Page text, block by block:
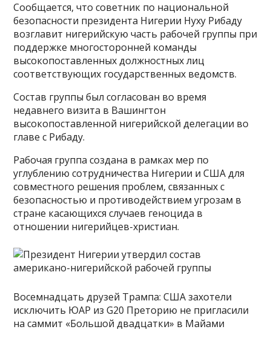
Сообщается, что советник по национальной
безопасности президента Нигерии Нуху Рибаду
возглавит нигерийскую часть рабочей группы при
поддержке многосторонней команды
высокопоставленных должностных лиц
соответствующих государственных ведомств.
Состав группы был согласован во время
недавнего визита в Вашингтон
высокопоставленной нигерийской делегации во
главе с Рибаду.
Рабочая группа создана в рамках мер по
углублению сотрудничества Нигерии и США для
совместного решения проблем, связанных с
безопасностью и противодействием угрозам в
стране касающихся случаев геноцида в
отношении нигерийцев-христиан.
Восемнадцать друзей Трампа: США захотели
исключить ЮАР из G20 Преторию не пригласили
на саммит «Большой двадцатки» в Майами